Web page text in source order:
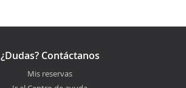
¿Dudas? Contáctanos
Mis reservas